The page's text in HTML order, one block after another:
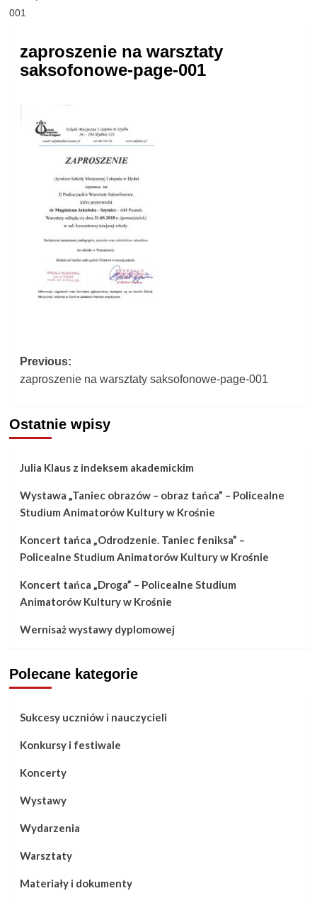
001
zaproszenie na warsztaty
saksofonowe-page-001
Post
navigation
Previous:
zaproszenie na warsztaty saksofonowe-page-001
Ostatnie wpisy
Julia Klaus z indeksem akademickim
Wystawa „Taniec obrazów – obraz tańca” – Policealne
Studium Animatorów Kultury w Krośnie
Koncert tańca „Odrodzenie. Taniec feniksa” –
Policealne Studium Animatorów Kultury w Krośnie
Koncert tańca „Droga” – Policealne Studium
Animatorów Kultury w Krośnie
Wernisaż wystawy dyplomowej
Polecane kategorie
Sukcesy uczniów i nauczycieli
Konkursy i festiwale
Koncerty
Wystawy
Wydarzenia
Warsztaty
Materiały i dokumenty